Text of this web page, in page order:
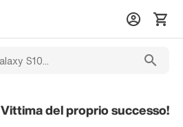
Vittima del proprio successo!